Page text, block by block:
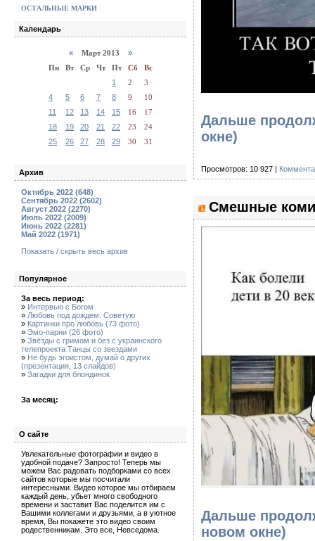
ОСТАЛЬНЫЕ МАРКИ
Календарь
« Март 2013 »
Пн
Вт Ср Чт Пт Сб
Вс
1
2
3
4
5 6 7 8 9
10
11
12 13 14 15 16
17
18
19 20 21 22 23
24
25
26 27 28 29 30 31
Архив
Октябрь 2022 (648)
Сентябрь 2022 (2602)
Август 2022 (2270)
Июль 2022 (2009)
Июнь 2022 (2281)
Май 2022 (1971)
Показать / скрыть весь архив
Популярное
За весь период:
» Интервью с Богом
» Любовь под дождем. Советую
» Картинки про любовь (73 фото)
» Эмо-парни (26 фото)
» Звёзды с гримом и без с украинского
телепроекта Танцы со звездами
» Не будь эгоистом, думай о других
(презентация, 13 слайдов)
» Загадки для блондинок
За месяц:
О сайте
Увлекательные фотографии и видео в
удобной подаче? Запросто! Теперь мы
можем Вас радовать подборками со всех
сайтов которые мы посчитали
интересными. Видео которое мы отбираем
каждый день, убьет много свободного
времени и заставит Вас поделится им с
Вашими коллегами и друзьями, а в уютное
время, Вы покажете это видео своим
родественникам. Это все, Невседома.
Дальше
окне)
Просмотров: 10 927 |
Смешные
Дальше
новом окне)